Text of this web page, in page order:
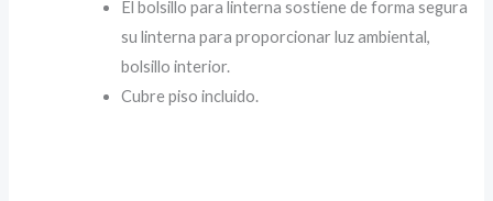
El bolsillo para linterna sostiene de forma segura
su linterna para proporcionar luz ambiental,
bolsillo interior.
Cubre piso incluido.